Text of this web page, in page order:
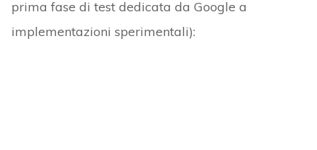
prima fase di test dedicata da Google a
implementazioni sperimentali):